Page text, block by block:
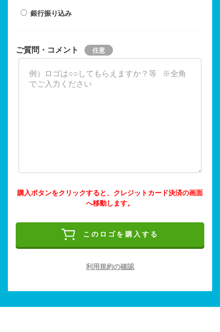
銀行振り込み
ご質問・コメント
購入ボタンをクリックすると、クレジットカード決済の画面
へ移動します。
このロゴを購入する
利用規約の確認